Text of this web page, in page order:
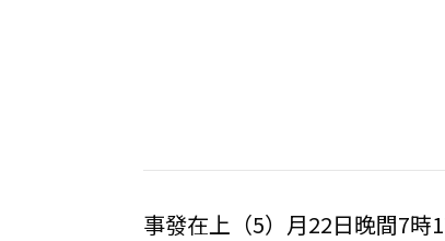
事發在上（5）月22日晚間7